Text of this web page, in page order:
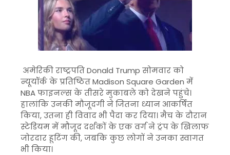
अमेरिकी राष्ट्रपति Donald Trump सोमवार को
न्यूयॉर्क के प्रतिष्ठित Madison Square Garden में
NBA फाइनल्स के तीसरे मुकाबले को देखने पहुंचे।
हालांकि उनकी मौजूदगी ने जितना ध्यान आकर्षित
किया, उतना ही विवाद भी पैदा कर दिया। मैच के दौरान
स्टेडियम में मौजूद दर्शकों के एक वर्ग ने ट्रंप के खिलाफ
जोरदार हूटिंग की, जबकि कुछ लोगों ने उनका स्वागत
भी किया।